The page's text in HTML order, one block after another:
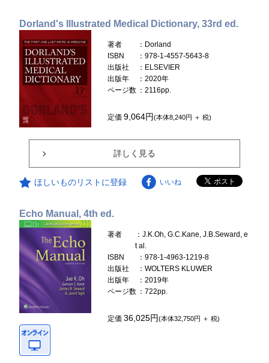
Dorland's Illustrated Medical Dictionary, 33rd ed.
著者
：Dorland
ISBN
：978-1-4557-5643-8
出版社
：ELSEVIER
出版年
：2020年
ページ数 ：2116pp.
定価9,064円(本体8,240円 ＋ 税)
詳しく見る
ほしいものリストに登録 いいね
Echo Manual, 4th ed.
著者
：J.K.Oh, G.C.Kane, J.B.Seward, e
t al.
ISBN
：978-1-4963-1219-8
出版社
：WOLTERS KLUWER
出版年
：2019年
ページ数 ：722pp.
定価36,025円(本体32,750円 ＋ 税)